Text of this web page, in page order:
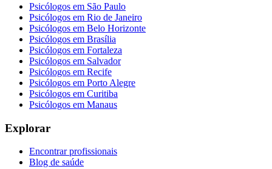
Psicólogos em São Paulo
Psicólogos em Rio de Janeiro
Psicólogos em Belo Horizonte
Psicólogos em Brasília
Psicólogos em Fortaleza
Psicólogos em Salvador
Psicólogos em Recife
Psicólogos em Porto Alegre
Psicólogos em Curitiba
Psicólogos em Manaus
Explorar
Encontrar profissionais
Blog de saúde